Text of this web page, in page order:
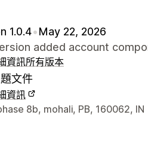
1.0.4•May 22, 2026
added account
資訊所有版本
文件
資訊
絡詳細資訊
8b, mohali, PB, 160062, IN